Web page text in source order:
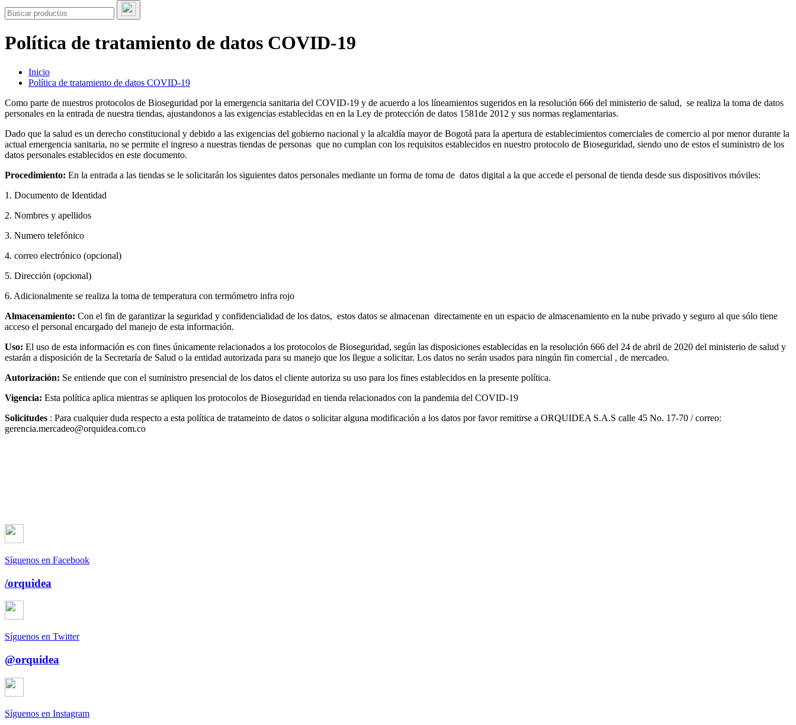
Política de tratamiento de datos COVID-19
Inicio
Política de tratamiento de datos COVID-19
Como parte de nuestros protocolos de Bioseguridad por la emergencia sanitaria del COVID-19 y de acuerdo a los líneamientos sugeridos en la resolución 666 del ministerio de salud, se realiza la toma de datos
personales en la entrada de nuestra tiendas, ajustandonos a las exigencias establecidas en en la Ley de protección de datos 1581de 2012 y sus normas reglamentarias.
Dado que la salud es un derecho constitucional y debido a las exigencias del gobierno nacional y la alcaldía mayor de Bogotá para la apertura de establecimientos comerciales de comercio al por menor durante la
actual emergencia sanitaria, no se permite el ingreso a nuestras tiendas de personas que no cumplan con los requisitos establecidos en nuestro protocolo de Bioseguridad, siendo uno de estos el suministro de los
datos personales establecidos en este documento.
Procedimiento: En la entrada a las tiendas se le solicitarán los siguientes datos personales mediante un forma de toma de datos digital a la que accede el personal de tienda desde sus dispositivos móviles:
1. Documento de Identidad
2. Nombres y apellidos
3. Numero telefónico
4. correo electrónico (opcional)
5. Dirección (opcional)
6. Adicionalmente se realiza la toma de temperatura con termómetro infra rojo
Almacenamiento: Con el fin de garantizar la seguridad y confidencialidad de los datos, estos datos se almacenan directamente en un espacio de almacenamiento en la nube privado y seguro al que sólo tiene
acceso el personal encargado del manejo de esta información.
Uso: El uso de esta información es con fines únicamente relacionados a los protocolos de Bioseguridad, según las disposiciones establecidas en la resolución 666 del 24 de abril de 2020 del ministerio de salud y
estarán a disposición de la Secretaría de Salud o la entidad autorizada para su manejo que los llegue a solicitar. Los datos no serán usados para ningún fin comercial , de mercadeo.
Autorización: Se entiende que con el suministro presencial de los datos el cliente autoriza su uso para los fines establecidos en la presente política.
Vigencia: Esta política aplica mientras se apliquen los protocolos de Bioseguridad en tienda relacionados con la pandemia del COVID-19
Solicitudes : Para cualquier duda respecto a esta política de tratameinto de datos o solicitar alguna modificación a los datos por favor remitirse a ORQUIDEA S.A.S calle 45 No. 17-70 / correo:
gerencia.mercadeo@orquidea.com.co
Síguenos en Facebook
/orquidea
Síguenos en Twitter
@orquidea
Síguenos en Instagram